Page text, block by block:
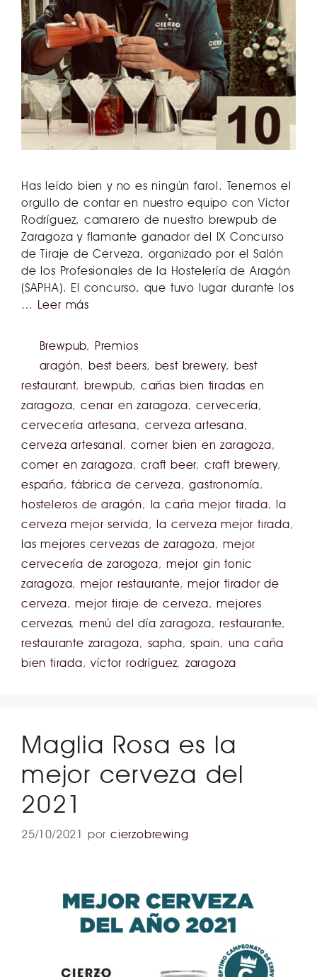
Has leído bien y no es ningún farol. Tenemos el
orgullo de contar en nuestro equipo con Víctor
Rodríguez, camarero de nuestro brewpub de
Zaragoza y flamante ganador del IX Concurso
de Tiraje de Cerveza, organizado por el Salón
de los Profesionales de la Hostelería de Aragón
(SAPHA). El concurso, que tuvo lugar durante los
… Leer más
Brewpub, Premios
aragón,best beers, best brewery, best
restaurant, brewpub, cañas bien tiradas en
zaragoza,cenar en zaragoza,cervecería,
cervecería artesana, cerveza artesana,
cerveza artesanal,comer bien en zaragoza,
comer en zaragoza,craft beer, craft brewery,
españa,fábrica de cerveza,gastronomía,
hosteleros de aragón, la caña mejor tirada,la
cerveza mejor servida,la cerveza mejor tirada,
las mejores cervezas de zaragoza,mejor
cervecería de zaragoza,mejor gin tonic
zaragoza,mejor restaurante,mejor tirador de
cerveza,mejor tiraje de cerveza,mejores
cervezas,menú del día zaragoza,restaurante,
restaurante zaragoza, sapha,spain, una caña
bien tirada,víctor rodríguez, zaragoza
Maglia Rosa es la
mejor cerveza del
2021
25/10/2021 porcierzobrewing